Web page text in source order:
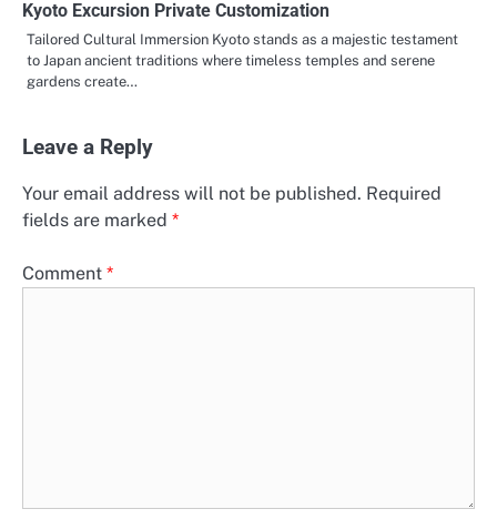
Kyoto Excursion Private Customization
Tailored Cultural Immersion Kyoto stands as a majestic testament
to Japan ancient traditions where timeless temples and serene
gardens create…
Leave a Reply
Your email address will not be published. Required
fields are marked *
Comment *